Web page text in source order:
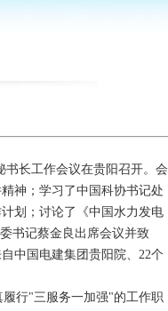
书长工作会议在贵阳召开。会
神；学习了中国科协书记处
划；讨论了《中国水力发电
书记蔡金良出席会议并致
中国电建集团贵阳院、22个
行"三服务一加强"的工作职